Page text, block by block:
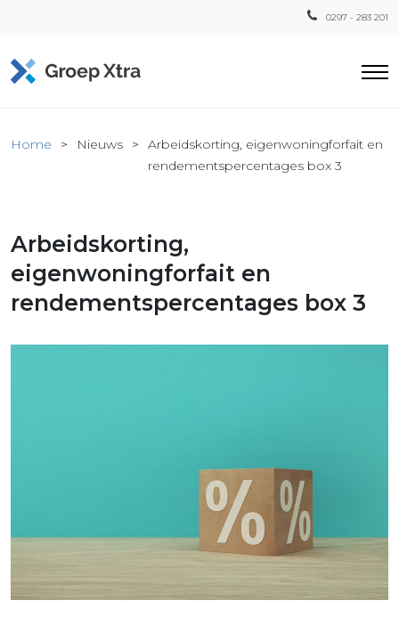
0297 - 283 201
Loon
Xtra
Home Nieuws
Arbeidskorting, eigenwoningforfait en
rendementspercentages box 3
Arbeidskorting,
eigenwoningforfait en
rendementspercentages box 3